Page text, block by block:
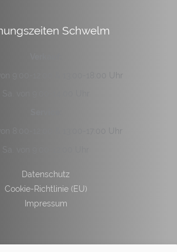
Schwelm
9:00-12:00 & 13:00-18:00 Uhr
8:00-12:00 & 13:00-17:00 Uhr
Datenschutz
Cookie-Richtlinie (EU)
Impressum